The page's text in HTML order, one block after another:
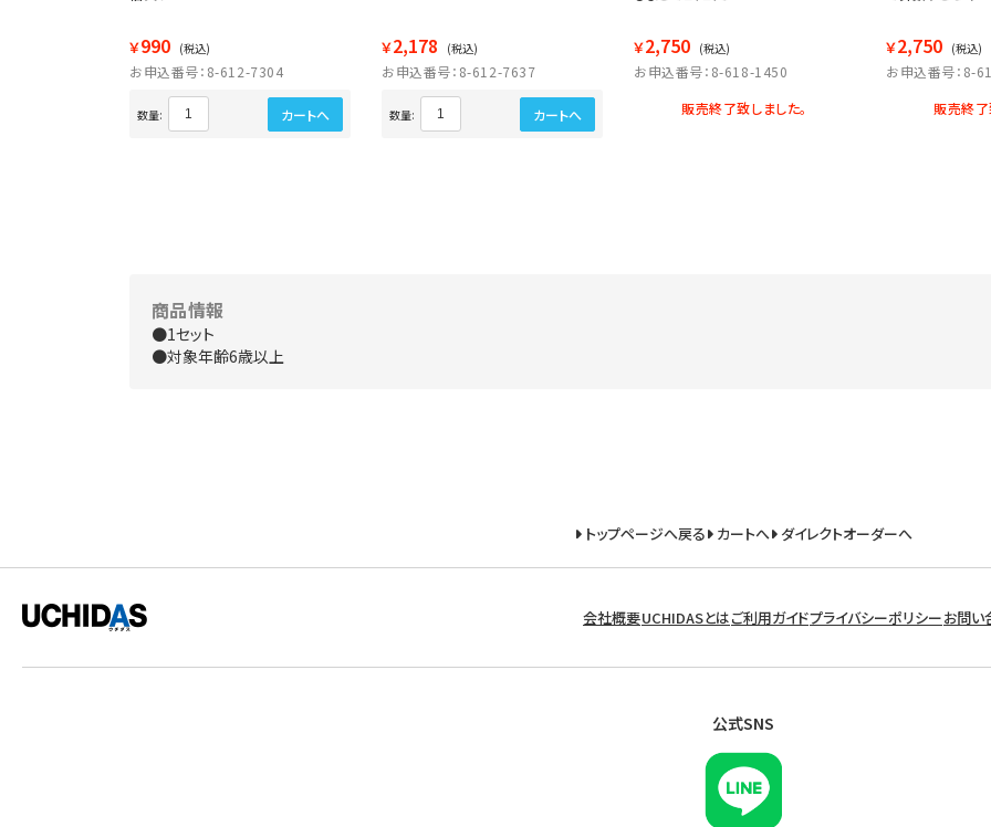
￥990 (税込)
お申込番号：8-612-7304
数量: カートへ
￥2,178 (税込)
お申込番号：8-612-7637
数量: カートへ
￥2,750 (税込)
お申込番号：8-618-1450
販売終了致しました。
￥2,750 (税込)
お申込番号：8-
販売終了
商品情報
●1セット
●対象年齢6歳以上
トップページへ戻る カートへ ダイレクトオーダーへ
会社概要UCHIDASとはご利用ガイドプライバシーポリシーお問い
公式SNS